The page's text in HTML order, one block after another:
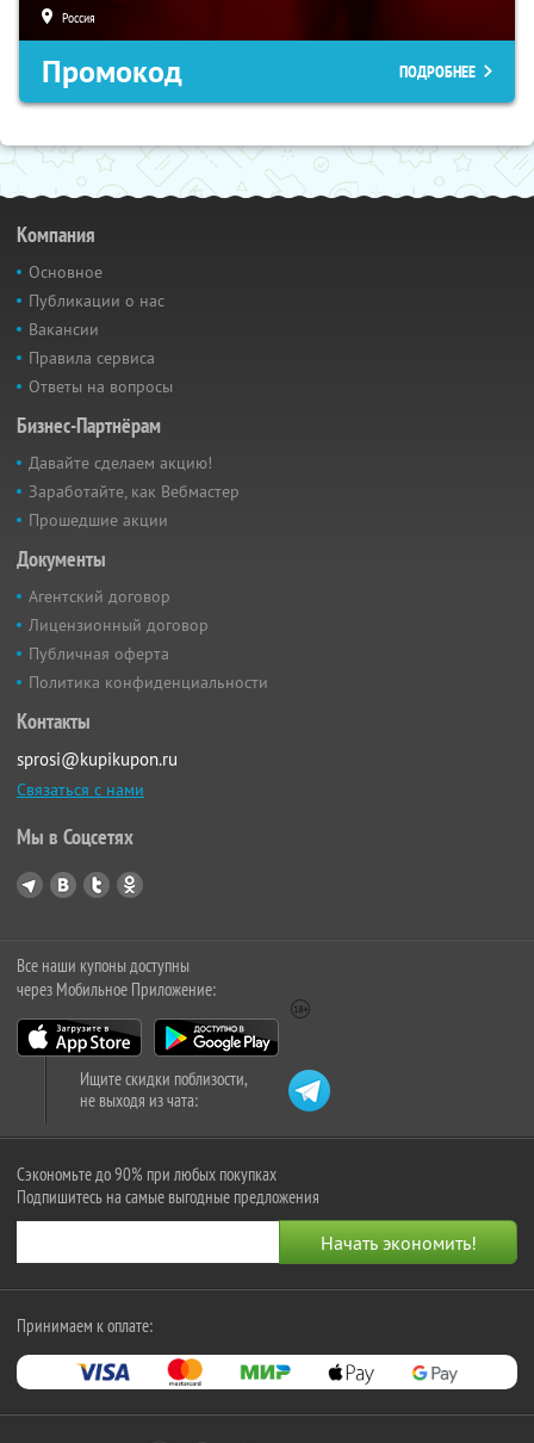
Россия
Промокод ПОДРОБНЕЕ
Компания
Основное
Публикации о нас
Вакансии
Правила сервиса
Ответы на вопросы
Бизнес-Партнёрам
Давайте сделаем акцию!
Заработайте, как Вебмастер
Прошедшие акции
Документы
Агентский договор
Лицензионный договор
Публичная оферта
Политика конфиденциальности
Контакты
sprosi@kupikupon.ru
Связаться с нами
Мы в Соцсетях
Все наши купоны доступны
через Мобильное Приложение:
Ищите скидки поблизости,
не выходя из чата:
Сэкономьте до 90% при любых покупках
Подпишитесь на самые выгодные предложения
Принимаем к оплате: